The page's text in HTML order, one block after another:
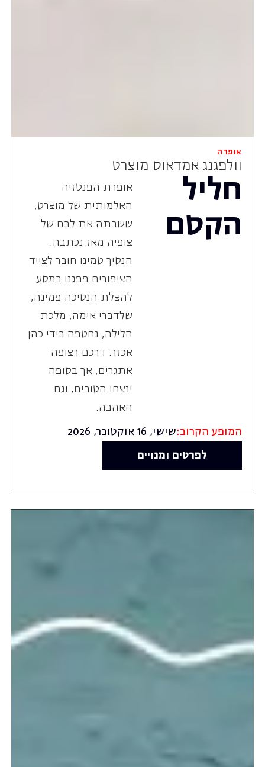
אופרה
וולפגנג אמדאוס מוצרט
חליל
הקסם
אופרת הפנטזיה
האלמותית של מוצרט,
ששבתה את לבם של
צופיה מאז נכתבה.
הנסיך טמינו חובר לצייד
הציפורים פפגנו במסע
להצלת הנסיכה פמינה,
שלדברי אימה, מלכת
הלילה, נחטפה בידי כהן
אכזר. דרכם רצופה
אתגרים, אך בסופה
ינצחו הטובים, וגם
האהבה.
המופע הקרוב:שישי, 16 אוקטובר, 2026
לפרטים ומנויים